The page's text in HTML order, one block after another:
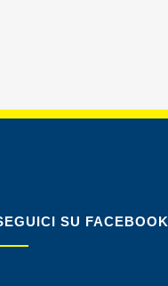
SU FACEBOOK